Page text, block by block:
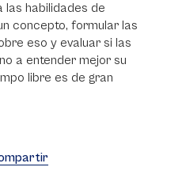
las habilidades de
concepto, formular las
eso y evaluar si las
a entender mejor su
libre es de gran